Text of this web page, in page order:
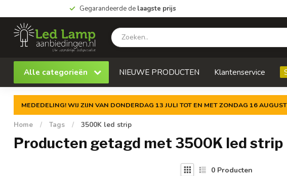
Gegarandeerde de laagste prijs
Alle categorieën NIEUWE PRODUCTEN Klantenservice
MEDEDELING! WIJ ZIJN VAN DONDERDAG 13 JULI TOT EN MET ZONDAG 16
Home / Tags / 3500K led strip
Producten getagd met 3500K led strip
0 Producten